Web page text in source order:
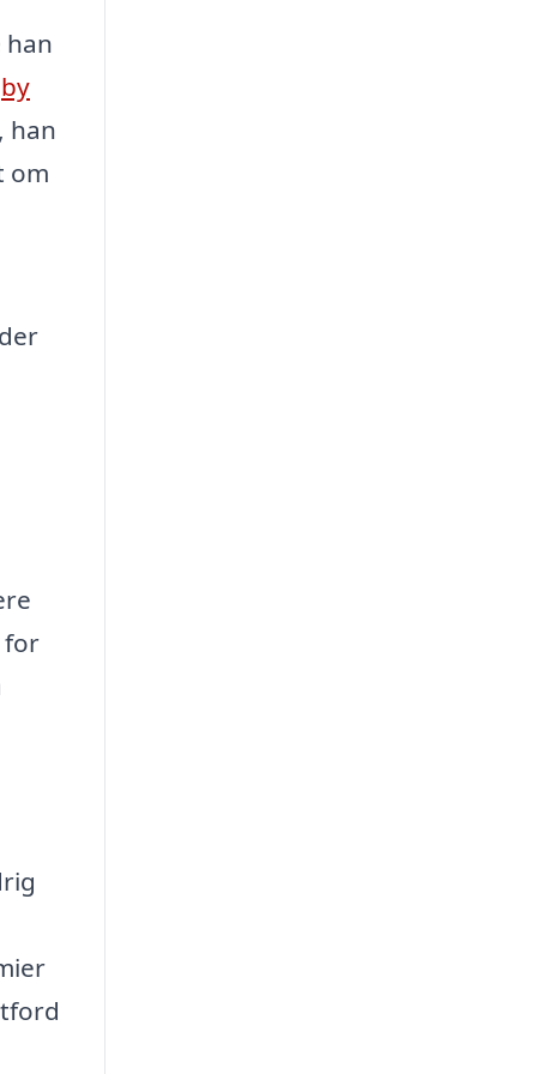
han
han
om
for